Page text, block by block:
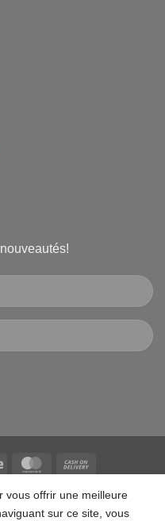
Stripe MasterCard
Delivery
CAREERS
MARQUES
MON-TSHIRT
vous offrir une meilleure
sur ce site, vous